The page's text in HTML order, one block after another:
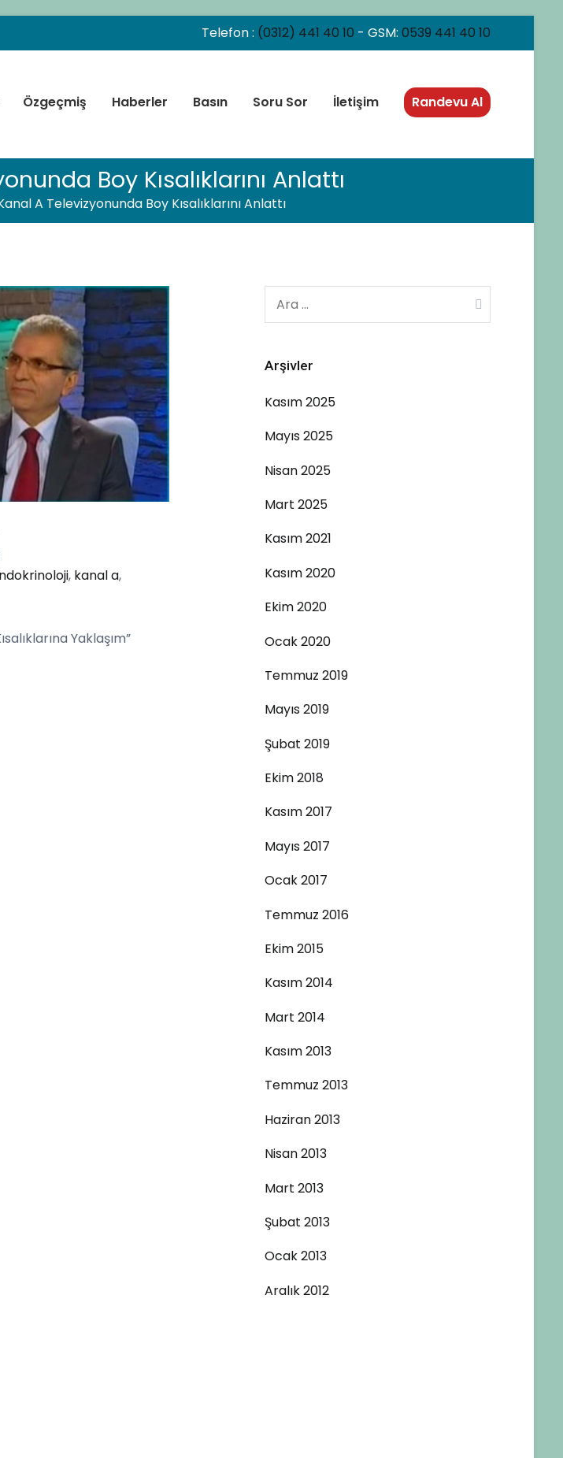
Telefon : (0312) 441 40 10 - GSM: 0539 441 40 10
– Ankara
Özgeçmiş Haberler Basın Soru Sor İletişim Randevu Al
Boy Kısalıklarını Anlattı
A Televizyonunda Boy Kısalıklarını Anlattı
, kanal a,
Yaklaşım”
Arama:
Arşivler
Kasım 2025
Mayıs 2025
Nisan 2025
Mart 2025
Kasım 2021
Kasım 2020
Ekim 2020
Ocak 2020
Temmuz 2019
Mayıs 2019
Şubat 2019
Ekim 2018
Kasım 2017
Mayıs 2017
Ocak 2017
Temmuz 2016
Ekim 2015
Kasım 2014
Mart 2014
Kasım 2013
Temmuz 2013
Haziran 2013
Nisan 2013
Mart 2013
Şubat 2013
Ocak 2013
Aralık 2012